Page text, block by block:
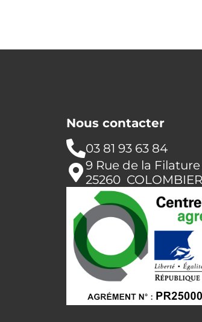
Nous contacter
03 81 93 63 84
9 Rue de la Filature
25260